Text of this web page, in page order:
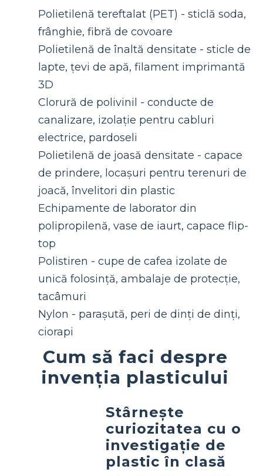
Polietilenă tereftalat (PET) - sticlă soda,
frânghie, fibră de covoare
Polietilenă de înaltă densitate - sticle de
lapte, țevi de apă, filament imprimantă
3D
Clorură de polivinil - conducte de
canalizare, izolație pentru cabluri
electrice, pardoseli
Polietilenă de joasă densitate - capace
de prindere, locașuri pentru terenuri de
joacă, învelitori din plastic
Echipamente de laborator din
polipropilenă, vase de iaurt, capace flip-
top
Polistiren - cupe de cafea izolate de
unică folosință, ambalaje de protecție,
tacâmuri
Nylon - parașută, peri de dinți de dinți,
ciorapi
Cum să faci despre
invenția plasticului
Stârnește
curiozitatea cu o
investigație de
plastic în clasă